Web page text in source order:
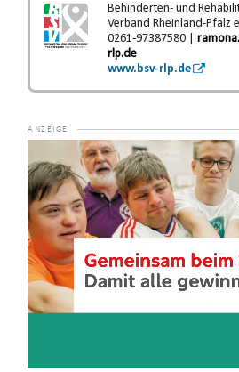
Behinderten- und
Verband Rheinland-Pfalz
0261-97387580 |
rlp.de
www.bsv-rlp.de
Player